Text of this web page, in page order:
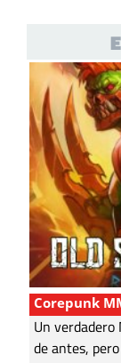
Corepunk
Un verdadero
de antes,